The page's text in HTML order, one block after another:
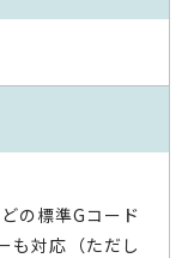
の標準Gコード
も対応（ただし